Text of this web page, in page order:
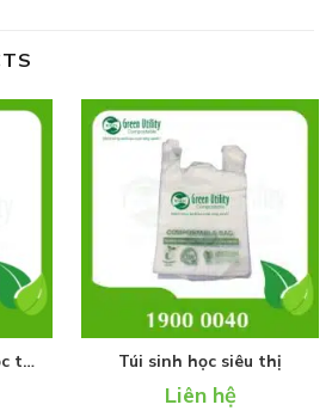
tự
Túi sinh học siêu thị
Liên hệ